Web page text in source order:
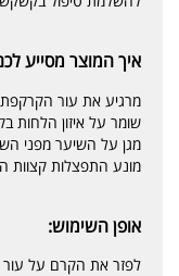
איך המוצר מסייע
מרגיע את עור הקרקפת
שומר על איזון הלחות
מגן על השיער מפני
מונע התפצלות קצוות
אופן השימוש:
לפזר את הקרם על